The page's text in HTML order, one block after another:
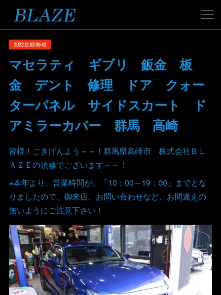
2022.12.03 09:42
マセラティ ギブリ 鈑金 板
金 デント 修理 ドア クォー
ターパネル サイドスカート ド
アミラーカバー 群馬 高崎
皆様！ごきげんよう～～！群馬県高崎市 株式会社ＢＬ
ＡＺＥの須藤でございます～～！
※本年より、営業時間が、「10：00～19：00」までとな
りましたので、御来店、お問い合わせなど、お間違えの
無いようにご注意下さい！